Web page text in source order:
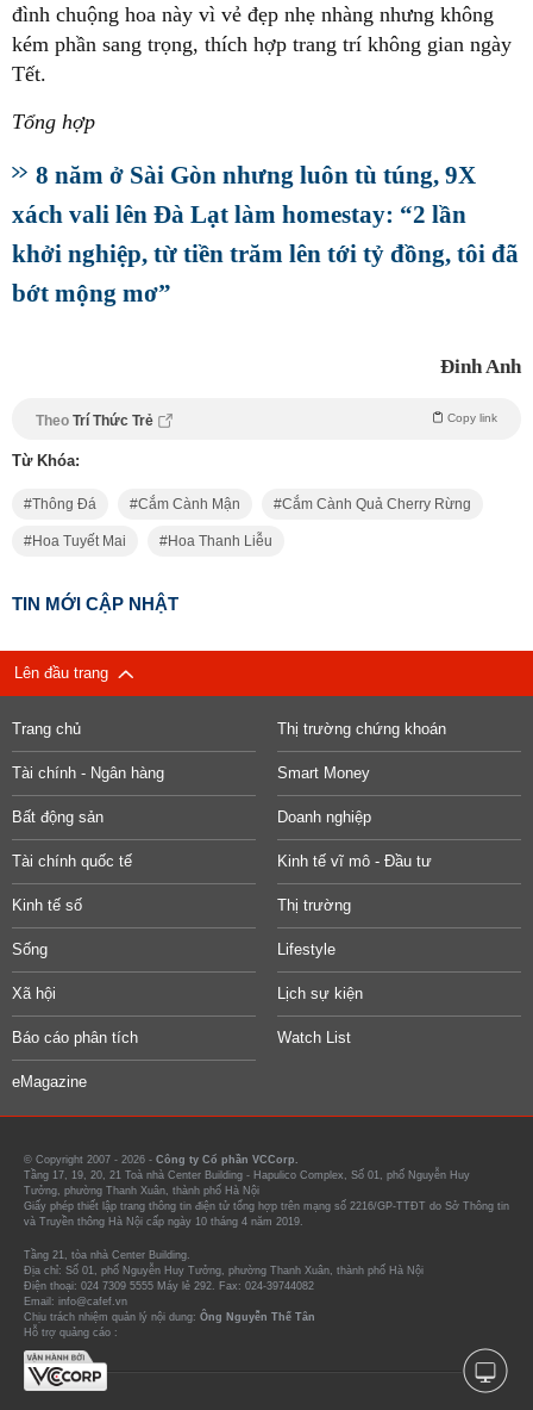
đình chuộng hoa này vì vẻ đẹp nhẹ nhàng nhưng không
kém phần sang trọng, thích hợp trang trí không gian ngày
Tết.
Tổng hợp
8 năm ở Sài Gòn nhưng luôn tù túng, 9X
xách vali lên Đà Lạt làm homestay: “2 lần
khởi nghiệp, từ tiền trăm lên tới tỷ đồng, tôi đã
bớt mộng mơ”
Đinh Anh
Theo Trí Thức Trẻ Copy link
Từ Khóa:
Thông Đá Cắm Cành Mận Cắm Cành Quả Cherry Rừng
Hoa Tuyết Mai Hoa Thanh Liễu
TIN MỚI CẬP NHẬT
Lên đầu trang
Trang chủ Thị trường chứng khoán
Tài chính - Ngân hàng Smart Money
Bất động sản Doanh nghiệp
Tài chính quốc tế Kinh tế vĩ mô - Đầu tư
Kinh tế số Thị trường
Sống Lifestyle
Xã hội Lịch sự kiện
Báo cáo phân tích Watch List
eMagazine
© Copyright 2007 - 2026 - Công ty Cổ phần VCCorp.
Tầng 17, 19, 20, 21 Toà nhà Center Building - Hapulico Complex, Số 01, phố Nguyễn Huy
Tưởng, phường Thanh Xuân, thành phố Hà Nội
Giấy phép thiết lập trang thông tin điện tử tổng hợp trên mạng số 2216/GP-TTĐT do Sở Thông tin
và Truyền thông Hà Nội cấp ngày 10 tháng 4 năm 2019.
Tầng 21, tòa nhà Center Building.
Địa chỉ: Số 01, phố Nguyễn Huy Tưởng, phường Thanh Xuân, thành phố Hà Nội
Điện thoại: 024 7309 5555 Máy lẻ 292. Fax: 024-39744082
Email: info@cafef.vn
Chịu trách nhiệm quản lý nội dung: Ông Nguyễn Thế Tân
Hỗ trợ quảng cáo :